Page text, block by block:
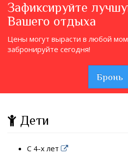
Зафиксируйте
Вашего отдыха
Цены могут вырасти в любой
забронируйте сегодня!
Бронь
Дети
С 4-х лет